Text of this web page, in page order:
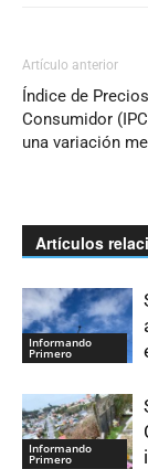
Artículo anterior
Índice de
Consumidor
una variación
Artículos
Informando
Primero
Informando
Primero